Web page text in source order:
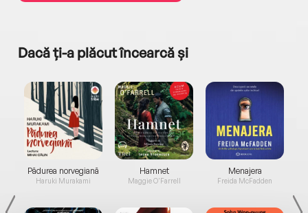
Dacă ți-a plăcut încearcă și
Pădurea norvegiană
Haruki Murakami
Hamnet
Maggie O'Farrell
Menajera
Freida McFadden